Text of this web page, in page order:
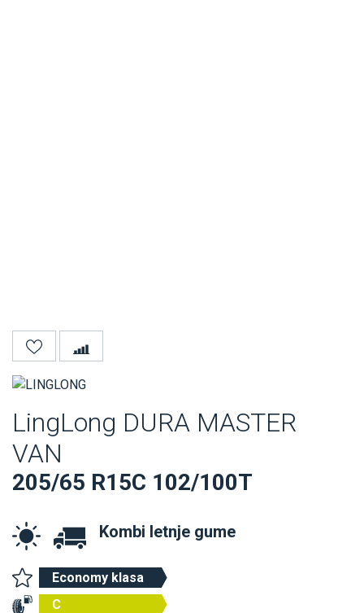
LingLong DURA MASTER
VAN
205/65 R15C 102/100T
Kombi letnje gume
Economy klasa
C